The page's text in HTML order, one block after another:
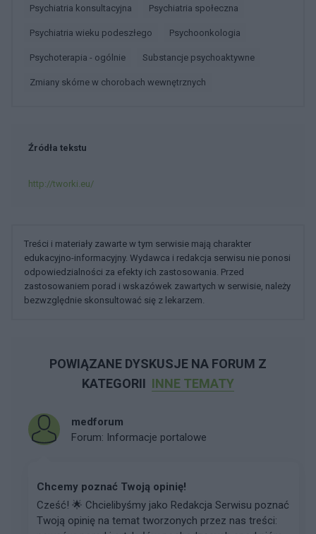
Psychiatria konsultacyjna Psychiatria społeczna
Psychiatria wieku podeszłego Psychoonkologia
Psychoterapia - ogólnie Substancje psychoaktywne
Zmiany skórne w chorobach wewnętrznych
Źródła tekstu
http://tworki.eu/
Treści i materiały zawarte w tym serwisie mają charakter
edukacyjno-informacyjny. Wydawca i redakcja serwisu nie ponosi
odpowiedzialności za efekty ich zastosowania. Przed
zastosowaniem porad i wskazówek zawartych w serwisie, należy
bezwzględnie skonsultować się z lekarzem.
POWIĄZANE DYSKUSJE NA FORUM Z
KATEGORII INNE TEMATY
medforum
Forum: Informacje portalowe
Chcemy poznać Twoją opinię!
Cześć! 🌟 Chcielibyśmy jako Redakcja Serwisu poznać
Twoją opinię na temat tworzonych przez nas treści: